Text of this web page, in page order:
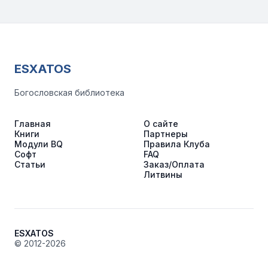
ESXATOS
Богословская библиотека
Главная
Книги
Модули BQ
Софт
Статьи
О сайте
Партнеры
Правила Клуба
FAQ
Заказ/Оплата
Литвины
ESXATOS
© 2012-2026